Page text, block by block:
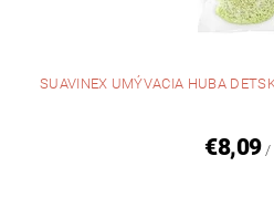
SUAVINEX UMÝVACIA HUBA
€8,09 /